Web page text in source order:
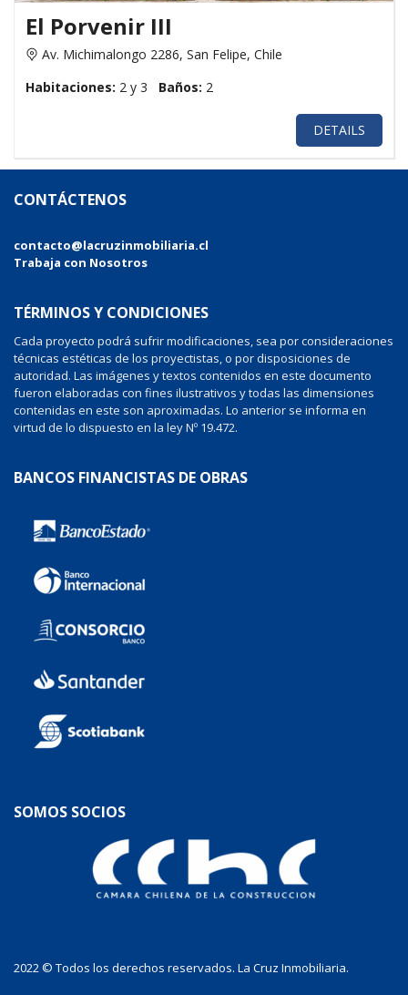
El Porvenir III
Av. Michimalongo 2286, San Felipe, Chile
Habitaciones: 2 y 3 Baños: 2
DETAILS
CONTÁCTENOS
contacto@lacruzinmobiliaria.cl
Trabaja con Nosotros
TÉRMINOS Y CONDICIONES
Cada proyecto podrá sufrir modificaciones, sea por consideraciones
técnicas estéticas de los proyectistas, o por disposiciones de
autoridad. Las imágenes y textos contenidos en este documento
fueron elaboradas con fines ilustrativos y todas las dimensiones
contenidas en este son aproximadas. Lo anterior se informa en
virtud de lo dispuesto en la ley Nº 19.472.
BANCOS FINANCISTAS DE OBRAS
SOMOS SOCIOS
2022 © Todos los derechos reservados. La Cruz Inmobiliaria.